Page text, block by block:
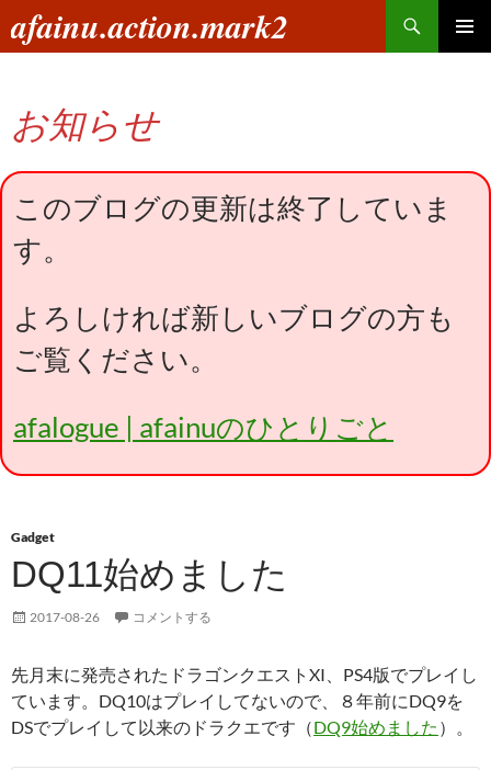
ン
へ
ス
キ
プ
afainu.action.mark2
索
お知らせ
このブログの更新は終了していま
す。
よろしければ新しいブログの方も
ご覧ください。
afalogue | afainuのひとりごと
Gadget
DQ11始めました
2017-08-26 コメントする
先月末に発売されたドラゴンクエストXI、PS4版でプレイし
ています。DQ10はプレイしてないので、８年前にDQ9を
DSでプレイして以来のドラクエです（DQ9始めました ）。